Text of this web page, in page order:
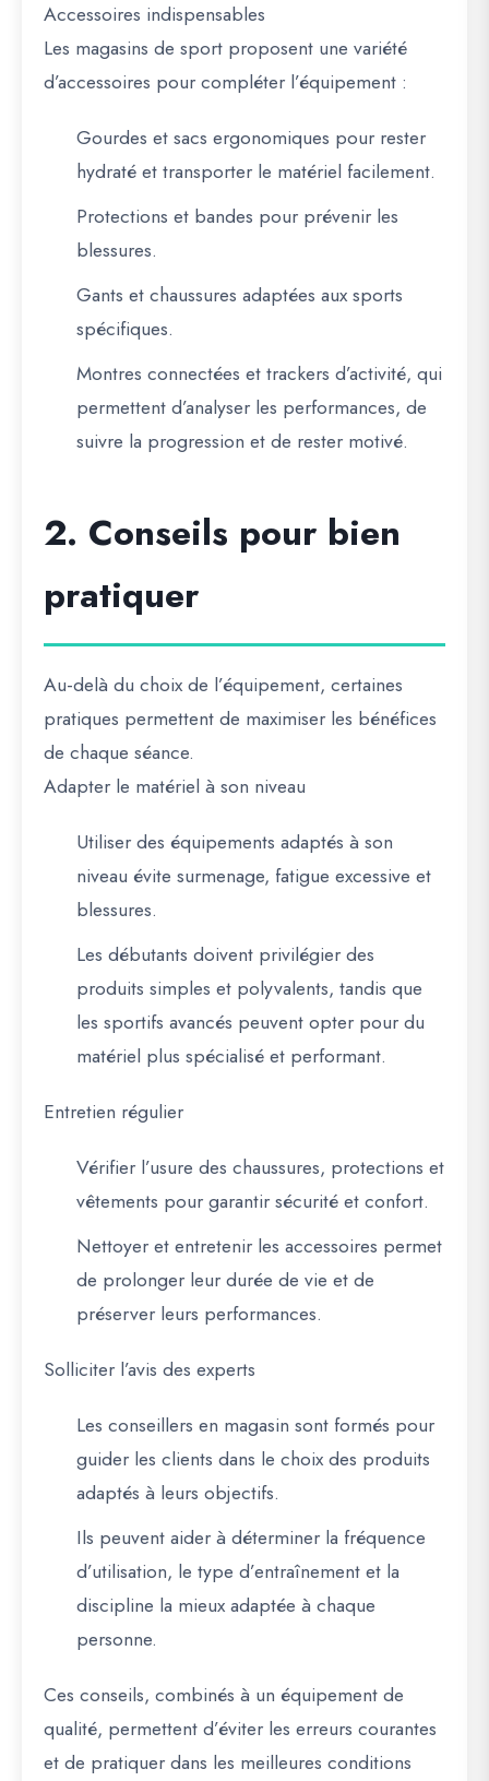
Accessoires indispensables
Les magasins de sport proposent une variété
d’accessoires pour compléter l’équipement :
Gourdes et sacs ergonomiques pour rester
hydraté et transporter le matériel facilement.
Protections et bandes pour prévenir les
blessures.
Gants et chaussures adaptées aux sports
spécifiques.
Montres connectées et trackers d’activité, qui
permettent d’analyser les performances, de
suivre la progression et de rester motivé.
2. Conseils pour bien
pratiquer
Au-delà du choix de l’équipement, certaines
pratiques permettent de maximiser les bénéfices
de chaque séance.
Adapter le matériel à son niveau
Utiliser des équipements adaptés à son
niveau évite surmenage, fatigue excessive et
blessures.
Les débutants doivent privilégier des
produits simples et polyvalents, tandis que
les sportifs avancés peuvent opter pour du
matériel plus spécialisé et performant.
Entretien régulier
Vérifier l’usure des chaussures, protections et
vêtements pour garantir sécurité et confort.
Nettoyer et entretenir les accessoires permet
de prolonger leur durée de vie et de
préserver leurs performances.
Solliciter l’avis des experts
Les conseillers en magasin sont formés pour
guider les clients dans le choix des produits
adaptés à leurs objectifs.
Ils peuvent aider à déterminer la fréquence
d’utilisation, le type d’entraînement et la
discipline la mieux adaptée à chaque
personne.
Ces conseils, combinés à un équipement de
qualité, permettent d’éviter les erreurs courantes
et de pratiquer dans les meilleures conditions